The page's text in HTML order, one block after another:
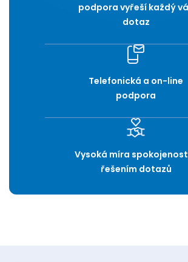
podpora vyřeší každý
dotaz
Telefonická a on-line
podpora
Vysoká míra
řešením dotazů